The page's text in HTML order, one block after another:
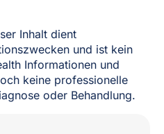
Inhalt dient
und ist kein
Informationen und
keine professionelle
oder Behandlung.